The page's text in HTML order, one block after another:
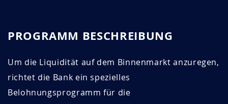
PROGRAMM BESCHREIBUNG
Um die Liquidität auf dem Binnenmarkt anzuregen,
richtet die Bank ein spezielles
Belohnungsprogramm für die